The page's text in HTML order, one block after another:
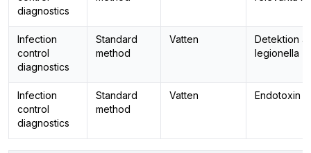
diagnostics
Infection
control
diagnostics
Standard
method
Vatten
Detektion
legionella
Infection
control
diagnostics
Standard
method
Vatten Endotoxin